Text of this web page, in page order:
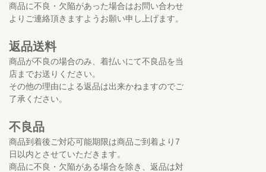
商品に不良・欠陥があった場合はお問い合わせ
よりご連絡頂きますようお願い申し上げます。
返品送料
商品が不良の場合のみ、着払いにて不良品を当
店までお送りください。
その他の理由による返品は出来かねますのでご
了承ください。
不良品
商品到着後ご対応可能期限は商品ご到着より7
日以内とさせていただきます。
商品に不良・欠陥がある場合を除き、返品は対